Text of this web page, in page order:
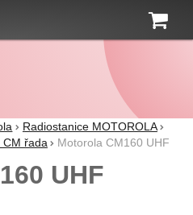
Radiostanice MOTOROLA
CM řada Motorola CM160 UHF
UHF